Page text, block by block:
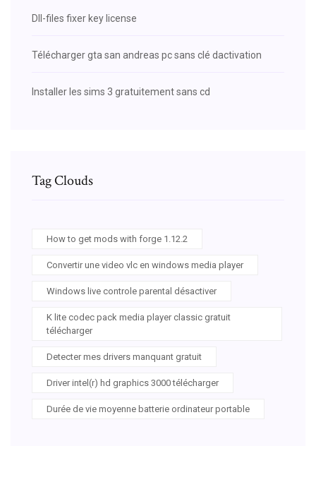
Dll-files fixer key license
Télécharger gta san andreas pc sans clé dactivation
Installer les sims 3 gratuitement sans cd
Tag Clouds
How to get mods with forge 1.12.2
Convertir une video vlc en windows media player
Windows live controle parental désactiver
K lite codec pack media player classic gratuit
télécharger
Detecter mes drivers manquant gratuit
Driver intel(r) hd graphics 3000 télécharger
Durée de vie moyenne batterie ordinateur portable